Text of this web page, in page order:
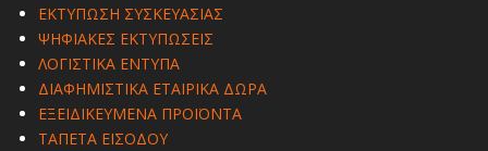
ΕΚΤΥΠΩΣΗ ΣΥΣΚΕΥΑΣΙΑΣ
ΨΗΦΙΑΚΕΣ ΕΚΤΥΠΩΣΕΙΣ
ΛΟΓΙΣΤΙΚΑ ΕΝΤΥΠΑ
ΔΙΑΦΗΜΙΣΤΙΚΑ ΕΤΑΙΡΙΚΑ ΔΩΡΑ
ΕΞΕΙΔΙΚΕΥΜΕΝΑ ΠΡΟΪΟΝΤΑ
ΤΑΠΕΤΑ ΕΙΣΟΔΟΥ